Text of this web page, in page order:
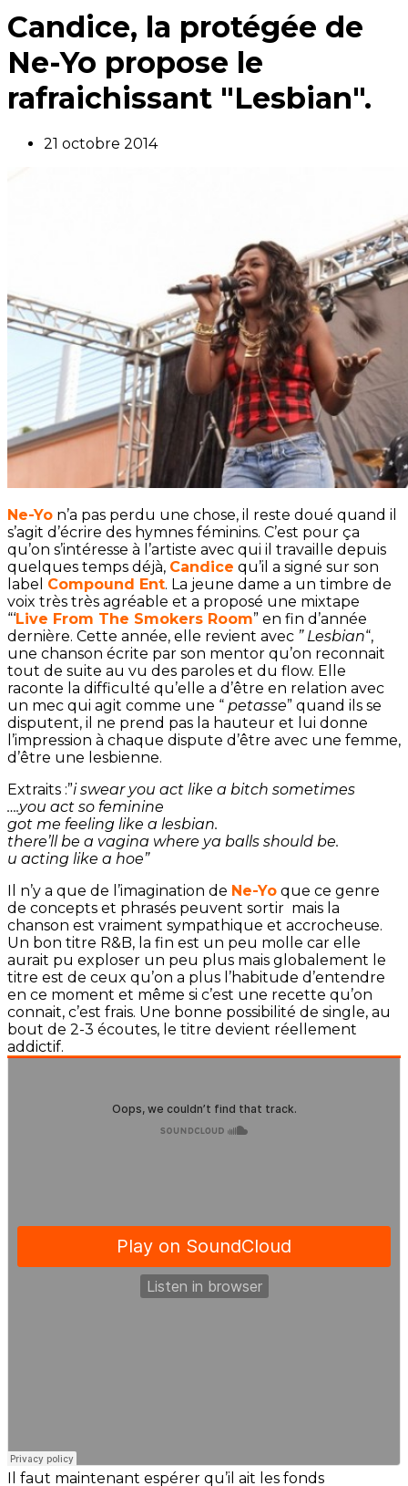
Candice, la protégée de
Ne-Yo propose le
rafraichissant "Lesbian".
21 octobre 2014
Ne-Yo n’a pas perdu une chose, il reste doué quand il
s’agit d’écrire des hymnes féminins. C’est pour ça
qu’on s’intéresse à l’artiste avec qui il travaille depuis
quelques temps déjà, Candice qu’il a signé sur son
label Compound Ent. La jeune dame a un timbre de
voix très très agréable et a proposé une mixtape
“‘Live From The Smokers Room” en fin d’année
dernière. Cette année, elle revient avec ” Lesbian“,
une chanson écrite par son mentor qu’on reconnait
tout de suite au vu des paroles et du flow. Elle
raconte la difficulté qu’elle a d’être en relation avec
un mec qui agit comme une “ petasse” quand ils se
disputent, il ne prend pas la hauteur et lui donne
l’impression à chaque dispute d’être avec une femme,
d’être une lesbienne.
Extraits :”i swear you act like a bitch sometimes
….you act so feminine
got me feeling like a lesbian.
there’ll be a vagina where ya balls should be.
u acting like a hoe”
Il n’y a que de l’imagination de Ne-Yo que ce genre
de concepts et phrasés peuvent sortir mais la
chanson est vraiment sympathique et accrocheuse.
Un bon titre R&B, la fin est un peu molle car elle
aurait pu exploser un peu plus mais globalement le
titre est de ceux qu’on a plus l’habitude d’entendre
en ce moment et même si c’est une recette qu’on
connait, c’est frais. Une bonne possibilité de single, au
bout de 2-3 écoutes, le titre devient réellement
addictif.
Il faut maintenant espérer qu’il ait les fonds